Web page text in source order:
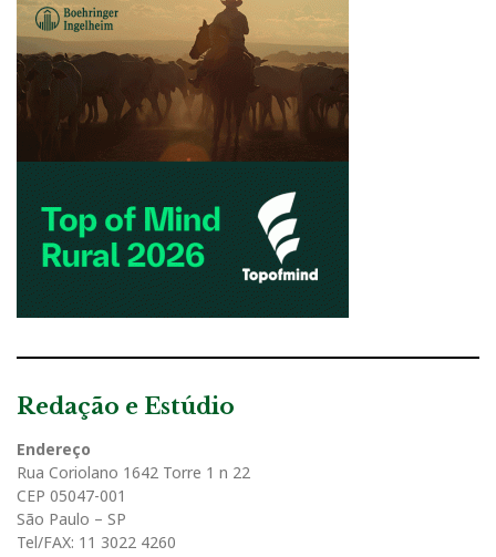
Redação e Estúdio
Endereço
Rua Coriolano 1642 Torre 1 n 22
CEP 05047-001
São Paulo – SP
Tel/FAX: 11 3022 4260